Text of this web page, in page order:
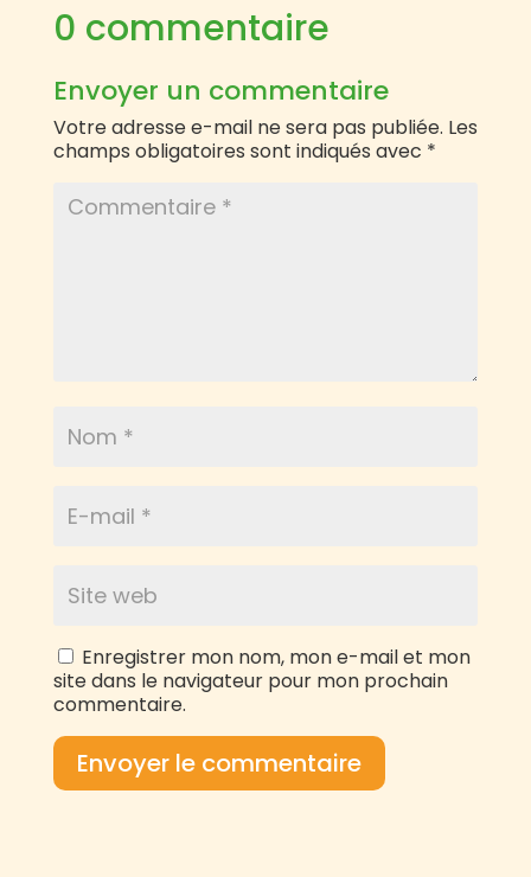
0 commentaire
Envoyer un commentaire
Votre adresse e-mail ne sera pas publiée. Les
champs obligatoires sont indiqués avec *
Enregistrer mon nom, mon e-mail et mon
site dans le navigateur pour mon prochain
commentaire.
Envoyer le commentaire